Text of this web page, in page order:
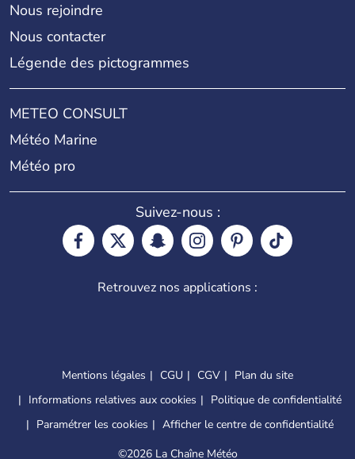
Nous rejoindre
Nous contacter
Légende des pictogrammes
METEO CONSULT
Météo Marine
Météo pro
Suivez-nous :
Retrouvez nos applications :
Mentions légales CGU CGV
Plan du site
Informations relatives aux cookies
Politique de confidentialité
Paramétrer les cookies
Afficher le centre de confidentialité
©2026 La Chaîne Météo